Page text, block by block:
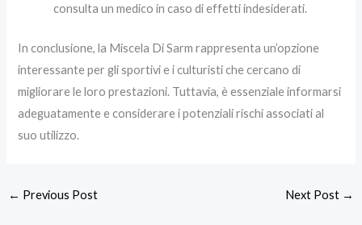
consulta un medico in caso di effetti indesiderati.
In conclusione, la Miscela Di Sarm rappresenta un’opzione
interessante per gli sportivi e i culturisti che cercano di
migliorare le loro prestazioni. Tuttavia, è essenziale informarsi
adeguatamente e considerare i potenziali rischi associati al
suo utilizzo.
← Previous Post Next Post →